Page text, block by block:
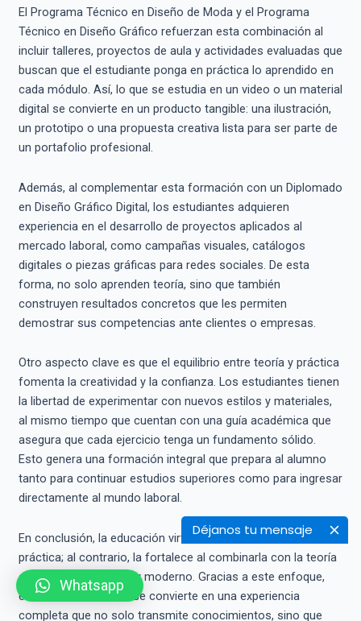
Déjanos tu mensaje
El Programa Técnico en Diseño de Moda y el Programa
Técnico en Diseño Gráfico refuerzan esta combinación al
incluir talleres, proyectos de aula y actividades evaluadas que
buscan que el estudiante ponga en práctica lo aprendido en
cada módulo. Así, lo que se estudia en un video o un material
digital se convierte en un producto tangible: una ilustración,
un prototipo o una propuesta creativa lista para ser parte de
un portafolio profesional.
Además, al complementar esta formación con un Diplomado
en Diseño Gráfico Digital, los estudiantes adquieren
experiencia en el desarrollo de proyectos aplicados al
mercado laboral, como campañas visuales, catálogos
digitales o piezas gráficas para redes sociales. De esta
forma, no solo aprenden teoría, sino que también
construyen resultados concretos que les permiten
demostrar sus competencias ante clientes o empresas.
Otro aspecto clave es que el equilibrio entre teoría y práctica
fomenta la creatividad y la confianza. Los estudiantes tienen
la libertad de experimentar con nuevos estilos y materiales,
al mismo tiempo que cuentan con una guía académica que
asegura que cada ejercicio tenga un fundamento sólido.
Esto genera una formación integral que prepara al alumno
tanto para continuar estudios superiores como para ingresar
directamente al mundo laboral.
En conclusión, la educación virtual en moda no sacrifica la
práctica; al contrario, la fortalece al combinarla con la teoría
en un entorno flexible y moderno. Gracias a este enfoque,
estudiar moda online se convierte en una experiencia
completa que no solo transmite conocimientos, sino que
Whatsapp